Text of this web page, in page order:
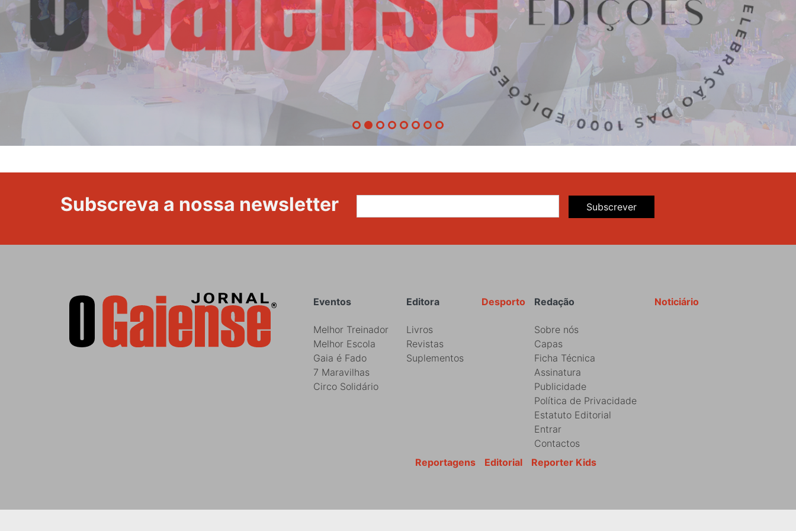
campanha
reforço
Subscreva a nossa newsletter Subscrever
Rodapé Noticiário
Redação
Sobre nós
Capas
Ficha Técnica
Assinatura
Publicidade
Política de Privacidade
Estatuto Editorial
Entrar
Contactos
Desporto
Editora
Livros
Revistas
Suplementos
Eventos
Melhor Treinador
Melhor Escola
Gaia é Fado
7 Maravilhas
Circo Solidário
Reporter Kids
Editorial
Reportagens